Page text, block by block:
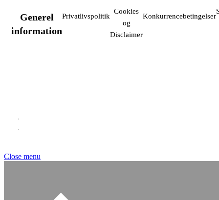
Generel
information
Privatlivspolitik
Cookies
og
Disclaimer
Konkurrencebetingelser
Close menu